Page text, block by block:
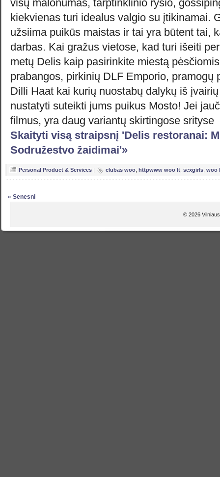
visų malonumas, tarptinklinio ryšio,
kiekvienas turi idealus valgio su įtikinamai.
užsiima puikūs maistas ir tai yra būtent tai,
darbas. Kai gražus vietose, kad turi išeiti
metų Delis kaip pasirinkite miestą
prabangos, pirkinių DLF Emporio, pramogų
Dilli Haat kai kurių nuostabų dalykų iš
nustatyti suteikti jums puikus Mosto! Jei
filmus, yra daug variantų skirtingose srityse
Skaityti visą straipsnį 'Delis restoranai:
Sodružestvo žaidimai'»
Personal Product & Services | clubas woo httpwww woo lt sexgirls woo
« Senesni
© 2026